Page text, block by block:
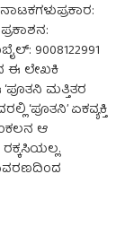
9008122991
ಈ ಲೇಖಕಿ
ಮತ್ತಿತರ
‘ಪೂತನಿ’ ಏಕವ್ಯಕ್ತಿ
ಆ